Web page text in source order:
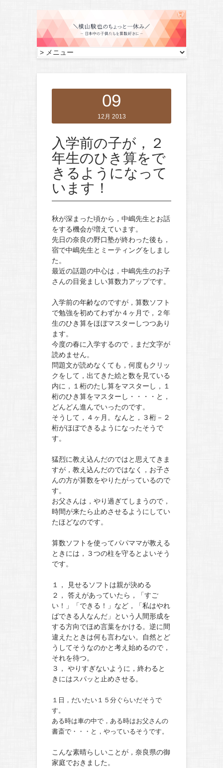
09
12月 2013
入学前の子が，２
年生のひき算をで
きるようになって
います！
秋が深まった頃から，中嶋先生とお話
をする機会が増えています。
先日の奈良の野口塾が終わった後も，
宿で中嶋先生とミーティングをしまし
た。
最近の話題の中心は，中嶋先生のお子
さんの目覚ましい算数力アップです。
入学前の年齢なのですが，算数ソフト
で勉強を初めてわずか４ヶ月で，２年
生のひき算をほぼマスターしつつあり
ます。
今度の春に入学するので，まだ文字が
読めません。
問題文が読めなくても，何度もクリッ
クをして，出てきた絵と数を見ている
内に，１桁のたし算をマスターし，１
桁のひき算をマスターし・・・・と，
どんどん進んでいったのです。
そうして，４ヶ月。なんと，３桁－２
桁がほぼできるようになったそうで
す。
猛烈に教え込んだのではと思えてきま
すが，教え込んだのではなく，お子さ
んの方が算数をやりたがっているので
す。
お父さんは，やり過ぎてしまうので，
時間が来たら止めさせるようにしてい
たほどなのです。
算数ソフトを使ってパパママが教える
ときには，３つの柱を守るとよいそう
です。
１， 見せるソフトは親が決める
２， 答えがあっていたら，「すご
い！」「できる！」など，「私はやれ
ばできる人なんだ」という人間形成を
する方向でほめ言葉をかける。逆に間
違えたときは何も言わない。自然とど
うしてそうなのかと考え始めるので，
それを待つ。
３， やりすぎないように，終わると
きにはスパッと止めさせる。
１日，だいたい１５分ぐらいだそうで
す。
ある時は車の中で，ある時はお父さんの
書斎で・・・と，やっているそうです。
こんな素晴らしいことが，奈良県の御
家庭でおきました。